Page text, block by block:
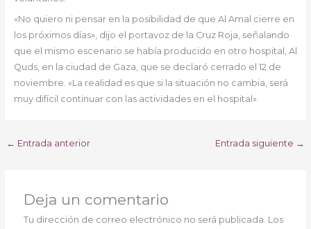
«No quiero ni pensar en la posibilidad de que Al Amal cierre en
los próximos días», dijo el portavoz de la Cruz Roja, señalando
que el mismo escenario se había producido en otro hospital, Al
Quds, en la ciudad de Gaza, que se declaró cerrado el 12 de
noviembre. «La realidad es que si la situación no cambia, será
muy difícil continuar con las actividades en el hospital».
← Entrada anterior Entrada siguiente →
Deja un comentario
Tu dirección de correo electrónico no será publicada. Los